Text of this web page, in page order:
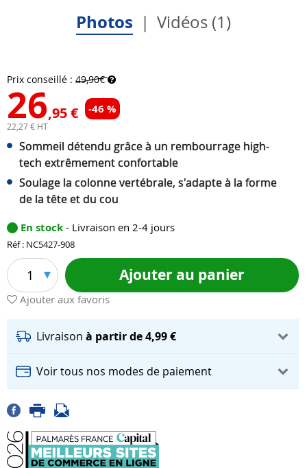
Photos Vidéos (1)
Prix conseillé : 49,90€
26,95 € -46 %
22,27 € HT
Sommeil détendu grâce à un rembourrage high-
tech extrêmement confortable
Soulage la colonne vertébrale, s'adapte à la forme
de la tête et du cou
En stock - Livraison en 2-4 jours
Réf : NC5427-908
1 Ajouter au panier
Ajouter aux favoris
Livraison à partir de 4,99 €
Voir tous nos modes de paiement